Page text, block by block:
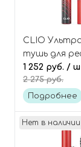
CLIO
тушь для
Объём и
оттенок
Lash
Volume
1 252 руб. /
2 275 руб.
Подробнее
Нет в наличии